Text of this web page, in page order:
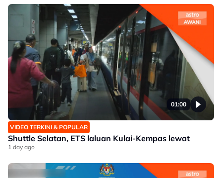
01:00
VIDEO TERKINI & POPULAR
Shuttle Selatan, ETS laluan Kulai-Kempas lewat
1 day ago